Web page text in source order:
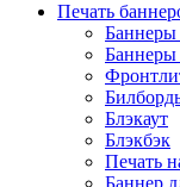
Печать
Баннеры
Баннеры
Блэкаут
Блэкбэк
Печать
Баннер